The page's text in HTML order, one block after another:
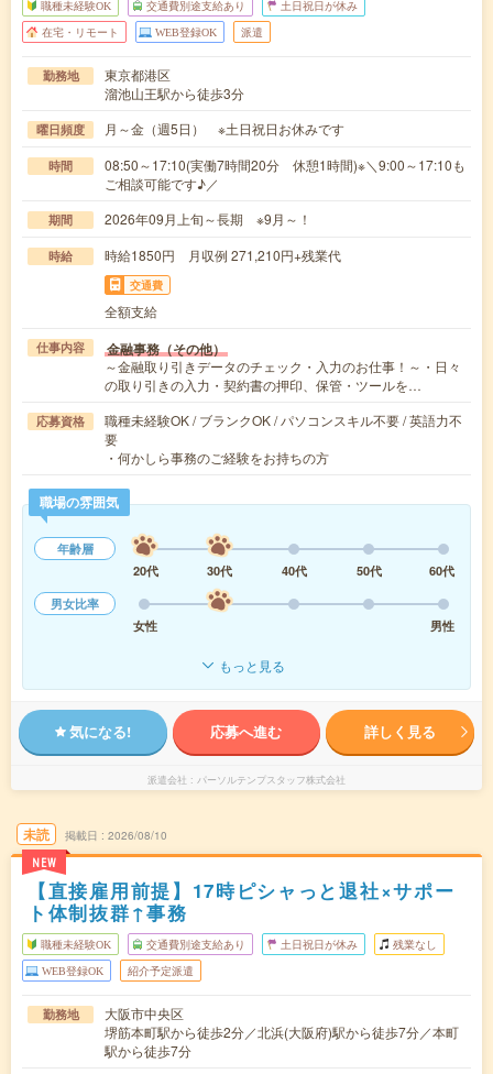
職種未経験OK 交通費別途支給あり 土日祝日が休み
在宅・リモート WEB登録OK 派遣
勤務地
東京都港区
溜池山王駅から徒歩3分
曜日頻度 月～金（週5日） ※土日祝日お休みです
時間
08:50～17:10(実働7時間20分 休憩1時間)※＼9:00～17:10も
ご相談可能です♪／
期間 2026年09月上旬～長期 ※9月～！
時給 時給1850円 月収例 271,210円+残業代
交通費
全額支給
仕事内容 金融事務（その他）
～金融取り引きデータのチェック・入力のお仕事！～・日々
の取り引きの入力・契約書の押印、保管・ツールを…
応募資格
職種未経験OK / ブランクOK / パソコンスキル不要 / 英語力不
要
・何かしら事務のご経験をお持ちの方
職場の雰囲気
年齢層
20代
30代 40代 50代
60代
男女比率
女性
男性
もっと見る
気になる! 応募へ進む 詳しく見る
派遣会社 パーソルテンプスタッフ株式会社
未読
NEW
掲載日 2026/08/10
【直接雇用前提】17時ピシャっと退社×サポー
ト体制抜群↑事務
職種未経験OK 交通費別途支給あり 土日祝日が休み 残業なし
WEB登録OK 紹介予定派遣
勤務地
大阪市中央区
堺筋本町駅から徒歩2分／北浜(大阪府)駅から徒歩7分／本町
駅から徒歩7分